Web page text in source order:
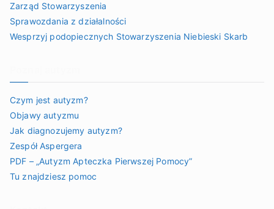
Zarząd Stowarzyszenia
Sprawozdania z działalności
Wesprzyj podopiecznych Stowarzyszenia Niebieski Skarb
Czym jest autyzm?
Objawy autyzmu
Jak diagnozujemy autyzm?
Zespół Aspergera
PDF – „Autyzm Apteczka Pierwszej Pomocy”
Tu znajdziesz pomoc